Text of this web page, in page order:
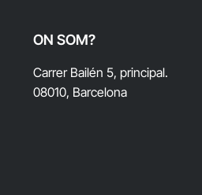
ON SOM?
Carrer Bailén 5, principal.
08010, Barcelona